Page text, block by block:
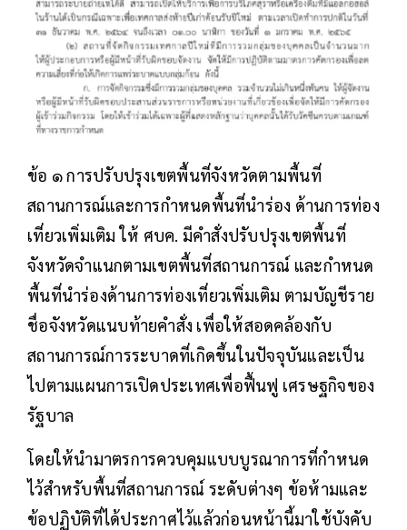
ข้อ ๑ การปรับปรุงเขตพื้นที่จังหวัดตามพื้นที่
สถานการณ์และการกำหนดพื้นที่นำร่อง ด้านการท่อง
เที่ยวเพิ่มเติม ให้ ศบค. มีคำสั่งปรับปรุงเขตพื้นที่
จังหวัดจำแนกตามเขตพื้นที่สถานการณ์ และกำหนด
พื้นที่นำร่องด้านการท่องเที่ยวเพิ่มเติม ตามบัญชีราย
ชื่อจังหวัดแนบท้ายคำสั่ง เพื่อให้สอดคล้องกับ
สถานการณ์การระบาดที่เกิดขึ้นในปัจจุบันและเป็น
ไปตามแผนการเปิดประเทศเพื่อฟื้นฟู เศรษฐกิจของ
รัฐบาล
โดยให้นำมาตรการควบคุมแบบบูรณาการที่กำหนด
ไว้สำหรับพื้นที่สถานการณ์ ระดับต่างๆ ข้อห้ามและ
ข้อปฏิบัติที่ได้ประกาศไว้แล้วก่อนหน้านี้มาใช้บังคับ